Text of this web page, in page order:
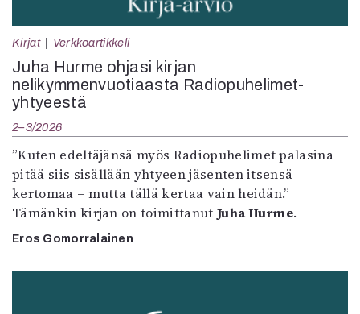
Kirjat Verkkoartikkeli
Juha Hurme ohjasi kirjan
nelikymmenvuotiaasta Radiopuhelimet-
yhtyeestä
2–3/2026
”Kuten edeltäjänsä myös Radiopuhelimet palasina
pitää siis sisällään yhtyeen jäsenten itsensä
kertomaa – mutta tällä kertaa vain heidän.”
Tämänkin kirjan on toimittanut Juha Hurme.
Eros Gomorralainen